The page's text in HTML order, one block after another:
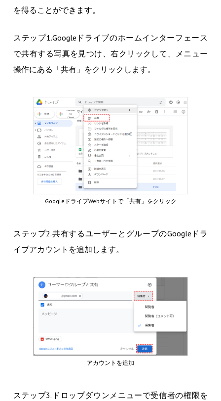
を得ることができます。
ステップ1.Googleドライブのホームインターフェース
で共有する写真を見つけ、右クリックして、メニュー
操作にある「共有」をクリックします。
GoogleドライブWebサイトで「共有」をクリック
ステップ2.共有するユーザーとグループのGoogleドラ
イブアカウントを追加します。
アカウントを追加
ステップ3.ドロップダウンメニューで受信者の権限を